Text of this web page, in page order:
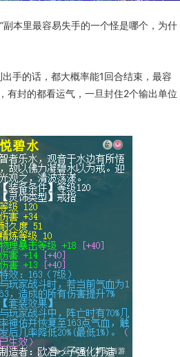
副本里最容易失手的一个怪是哪个，为什
手的话，都大概率能1回合结束，最容
有封的都看运气，一旦封住2个输出单位